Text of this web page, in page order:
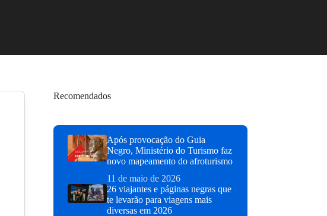
Recomendados
Após provocação do Guia
Negro, Ministério do Turismo faz
novo mapeamento do afroturismo
11 de maio de 2026
26 viajantes e páginas negras que
te levarão para viagens mais
diversas em 2026